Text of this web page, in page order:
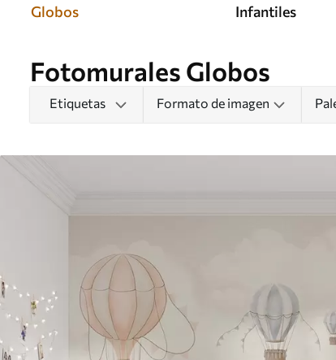
Globos Infantiles
Fotomurales Globos
Etiquetas Formato de imagen